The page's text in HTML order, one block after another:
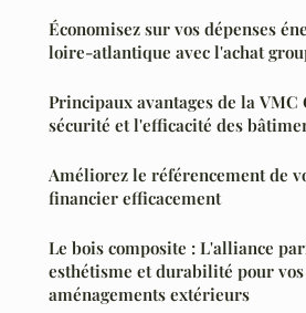
Économisez sur vos dépenses
loire-atlantique avec l'achat
Principaux avantages de la VMC
sécurité et l'efficacité des
Améliorez le référencement de
financier efficacement
Le bois composite : L'alliance
esthétisme et durabilité pour
aménagements extérieurs